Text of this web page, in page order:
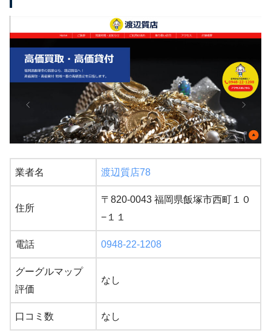
業者名 渡辺質店78
住所
〒820-0043 福岡県飯塚市西町１０
−１１
電話 0948-22-1208
グーグルマップ
評価
なし
口コミ数 なし